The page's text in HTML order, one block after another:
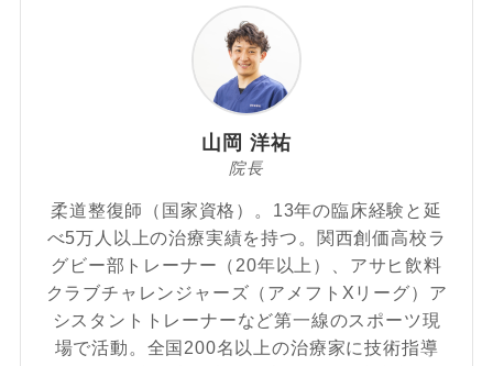
山岡 洋祐
院長
柔道整復師（国家資格）。13年の臨床経験と延
べ5万人以上の治療実績を持つ。関西創価高校ラ
グビー部トレーナー（20年以上）、アサヒ飲料
クラブチャレンジャーズ（アメフトXリーグ）ア
シスタントトレーナーなど第一線のスポーツ現
場で活動。全国200名以上の治療家に技術指導